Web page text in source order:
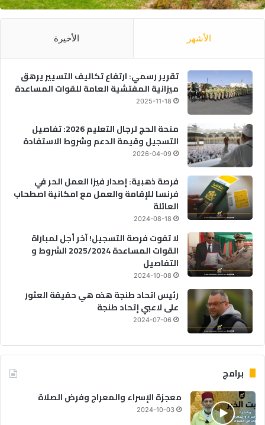
الأشهر الأخيرة
تقرير رسمي: ارتفاع تكاليف التسيير يرهق
ميزانية المفتشية العامة للقوات المساعدة
2025-11-18
منحة الحج لرجال التعليم 2026: تفاصيل
التسجيل وقيمة الدعم وشروط الاستفادة
2026-04-09
فرصة ذهبية: إصدار فيزا العمل الحر في
فرنسا للإقامة والعمل مع امكانية اصطحاب
العائلة
2024-08-18
لا تفوت فرصة التسجيل! آخر أجل لمباراة
القوات المساعدة 2025/2024 الشروط و
التفاصيل
2024-10-08
رئيس اتحاد طنجة هذه هي حقيقة العثور
على لاعبي إتحاد طنجة
2024-07-06
برامج
معجزة الإسراء والمعراج وفرض الصلاة
2024-10-03